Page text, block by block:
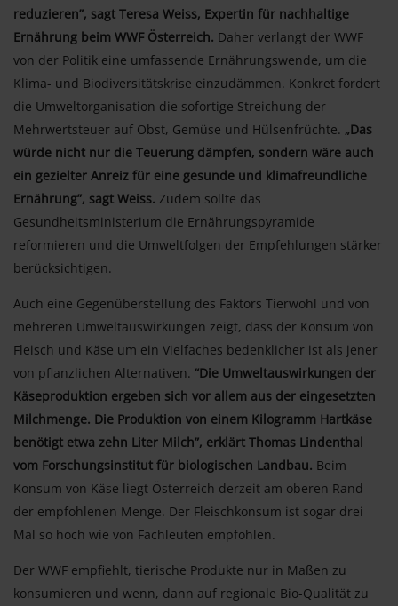
reduzieren”, sagt Teresa Weiss, Expertin für nachhaltige
Ernährung beim WWF Österreich. Daher verlangt der WWF
von der Politik eine umfassende Ernährungswende, um die
Klima- und Biodiversitätskrise einzudämmen. Konkret fordert
die Umweltorganisation die sofortige Streichung der
Mehrwertsteuer auf Obst, Gemüse und Hülsenfrüchte. „Das
würde nicht nur die Teuerung dämpfen, sondern wäre auch
ein gezielter Anreiz für eine gesunde und klimafreundliche
Ernährung”, sagt Weiss. Zudem sollte das
Gesundheitsministerium die Ernährungspyramide
reformieren und die Umweltfolgen der Empfehlungen stärker
berücksichtigen.
Auch eine Gegenüberstellung des Faktors Tierwohl und von
mehreren Umweltauswirkungen zeigt, dass der Konsum von
Fleisch und Käse um ein Vielfaches bedenklicher ist als jener
von pflanzlichen Alternativen. “Die Umweltauswirkungen der
Käseproduktion ergeben sich vor allem aus der eingesetzten
Milchmenge. Die Produktion von einem Kilogramm Hartkäse
benötigt etwa zehn Liter Milch”, erklärt Thomas Lindenthal
vom Forschungsinstitut für biologischen Landbau. Beim
Konsum von Käse liegt Österreich derzeit am oberen Rand
der empfohlenen Menge. Der Fleischkonsum ist sogar drei
Mal so hoch wie von Fachleuten empfohlen.
Der WWF empfiehlt, tierische Produkte nur in Maßen zu
konsumieren und wenn, dann auf regionale Bio-Qualität zu